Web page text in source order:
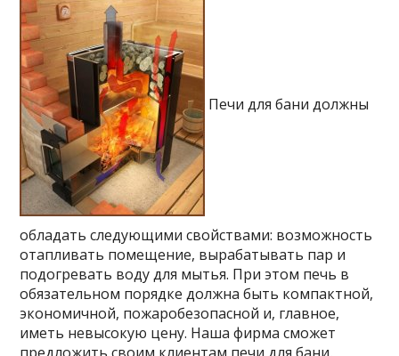
Печи для бани должны
обладать следующими свойствами: возможность
отапливать помещение, вырабатывать пар и
подогревать воду для мытья. При этом печь в
обязательном порядке должна быть компактной,
экономичной, пожаробезопасной и, главное,
иметь невысокую цену. Наша фирма сможет